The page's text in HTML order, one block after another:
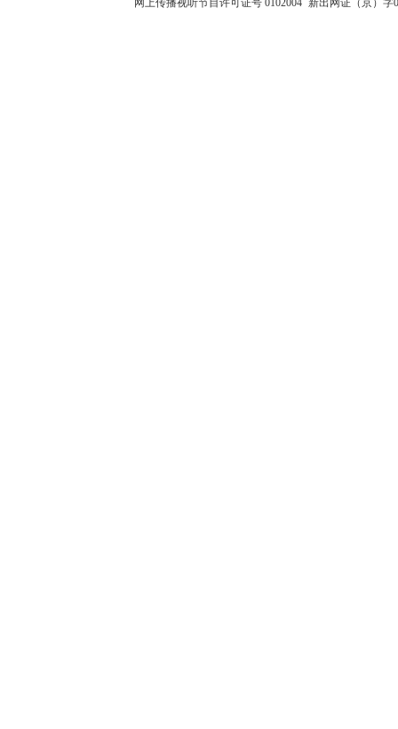
网上传播视听节目许可证号 0102004 新出网证（京）